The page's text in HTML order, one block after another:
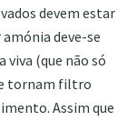
devem estar
deve-se
viva (que não só
tornam filtro
Assim que